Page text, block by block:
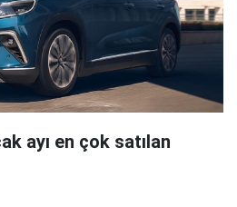
ayı en çok satılan